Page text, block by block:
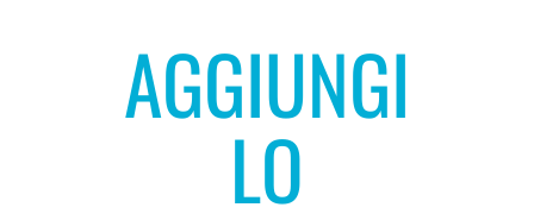
AGGIUNGI
LO